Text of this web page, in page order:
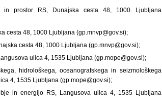
prostor RS, Dunajska cesta 48, 1000 Ljubljana
cesta 48, 1000 Ljubljana (gp.mnvp@gov.si);
cesta 48, 1000 Ljubljana (gp.mnvp@gov.si);
ulica 4, 1535 Ljubljana (gp.mope@gov.si);
hidrološkega, oceanografskega in seizmološkega
4, 1535 Ljubljana (gp.mope@gov.si);
in energijo RS, Langusova ulica 4, 1535 Ljubljana